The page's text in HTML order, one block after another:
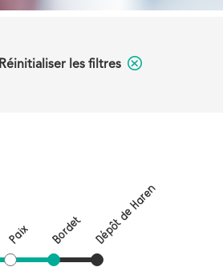
Réinitialiser les filtres
Paix Bordet Dépôt de Haren